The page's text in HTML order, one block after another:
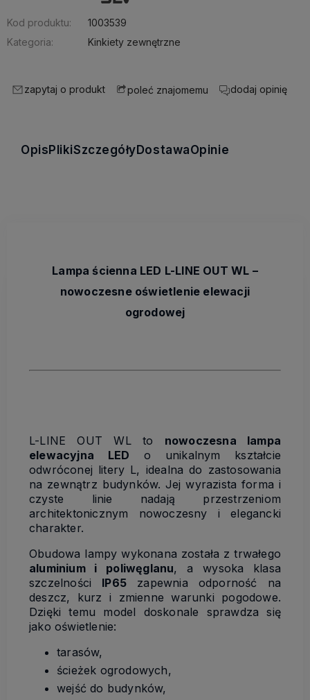
Kod produktu:
1003539
Kategoria:
Kinkiety zewnętrzne
zapytaj o produkt poleć znajomemu dodaj opinię
Opis PlikiSzczegóły DostawaOpinie
Lampa ścienna LED L-LINE OUT WL –
nowoczesne oświetlenie elewacji
ogrodowej
L-LINE OUT WL to nowoczesna lampa
elewacyjna LED o unikalnym kształcie
odwróconej litery L, idealna do zastosowania
na zewnątrz budynków. Jej wyrazista forma i
czyste linie nadają przestrzeniom
architektonicznym nowoczesny i elegancki
charakter.
Obudowa lampy wykonana została z trwałego
aluminium i poliwęglanu, a wysoka klasa
szczelności IP65 zapewnia odporność na
deszcz, kurz i zmienne warunki pogodowe.
Dzięki temu model doskonale sprawdza się
jako oświetlenie:
tarasów,
ścieżek ogrodowych,
wejść do budynków,